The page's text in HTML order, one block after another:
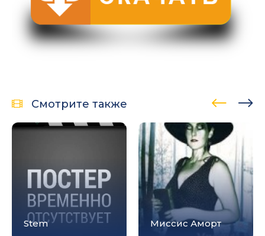
Смотрите также
Stem Миссис Аморт